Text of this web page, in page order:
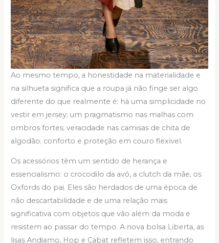
Ao mesmo tempo, a honestidade na materialidade e
na silhueta significa que a roupa já não finge ser algo
diferente do que realmente é: há uma simplicidade no
vestir em jersey; um pragmatismo nas malhas com
ombros fortes; veracidade nas camisas de chita de
algodão; conforto e proteção em couro flexível.
Os acessórios têm um sentido de herança e
essencialismo: o crocodilo da avó, a clutch da mãe, os
Oxfords do pai. Eles são herdados de uma época de
não descartabilidade e de uma relação mais
significativa com objetos que vão além da moda e
resistem ao passar do tempo. A nova bolsa Liberta, as
lisas Andiamo, Hop e Cabat refletem isso, entrando